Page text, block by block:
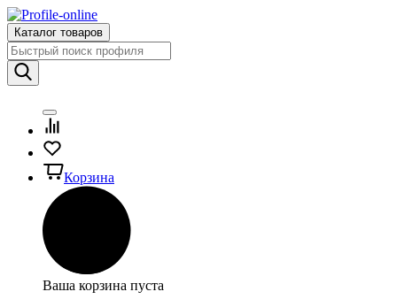
Каталог товаров
Корзина
Ваша корзина пуста